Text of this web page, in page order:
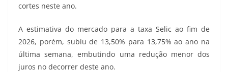
cortes neste ano.
A estimativa do mercado para a taxa Selic ao fim de
2026, porém, subiu de 13,50% para 13,75% ao ano na
última semana, embutindo uma redução menor dos
juros no decorrer deste ano.